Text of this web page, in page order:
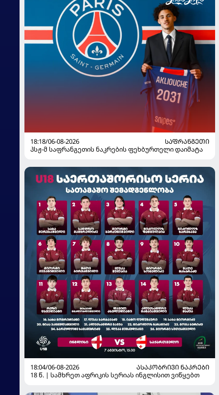
18:18/06-08-2026
ᲡᲐᲤᲠᲐᲜᲒᲔᲗᲘ
პსჟ-მ საფრანგეთის ნაკრების ფეხბურთელი დაიმატა
18:04/06-08-2026
ᲐᲡᲐᲙᲝᲑᲠᲘᲕᲘ ᲜᲐᲙᲠᲔᲑᲘ
18 წ. | სამხრეთ აფრიკის სერიას ინგლისით ვიწყებთ